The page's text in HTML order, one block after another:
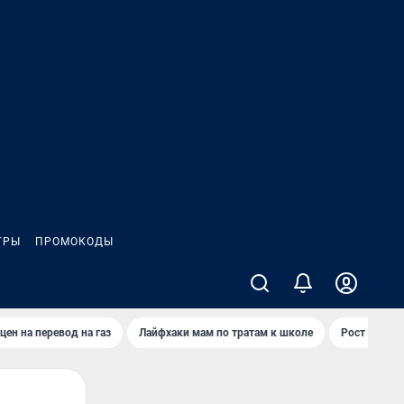
ПРОМОКОДЫ
на перевод на газ Лайфхаки мам по тратам к школе Рост цен на